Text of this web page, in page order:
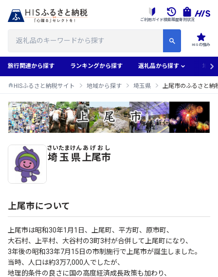
HISの強み
ご利用ガイド検索履歴寄附状況
旅行関連から探す ランキングから探す 返礼品から探す 地域
HISふるさと納税サイト 地域から探す 埼玉県 上尾市のふるさと納
上尾市のふるさと納税返礼品一覧
埼玉県
さいたまけん
上尾市
あげおし
上尾市について
上尾市は昭和30年1月1日、上尾町、平方町、原市町、
大石村、上平村、大谷村の3町3村が合併して上尾町になり、
3年後の昭和33年7月15日の市制施行で上尾市が誕生しました。
当時、人口は約3万7,000人でしたが、
地理的条件の良さに国の高度経済成長政策も加わり、